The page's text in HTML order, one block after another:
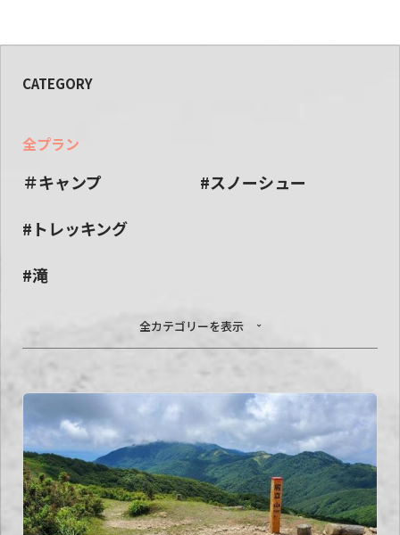
CATEGORY
全プラン
＃キャンプ
#スノーシュー
#トレッキング
#滝
全カテゴリーを表示